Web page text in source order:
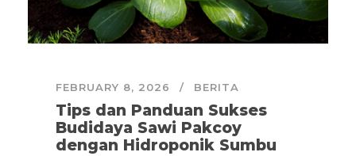
FEBRUARY 8, 2026 BERITA
Tips dan Panduan Sukses
Budidaya Sawi Pakcoy
dengan Hidroponik Sumbu